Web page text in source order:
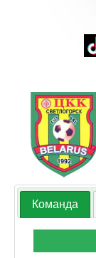
Команда